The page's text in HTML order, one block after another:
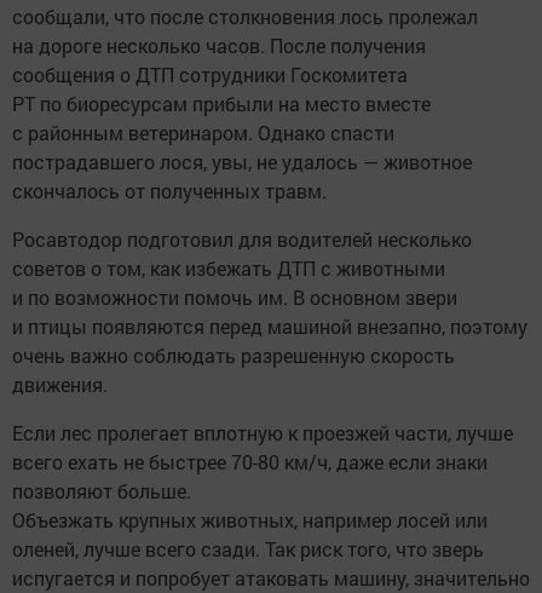
сообщали, что после столкновения лось пролежал
на дороге несколько часов. После получения
сообщения о ДТП сотрудники Госкомитета
РТ по биоресурсам прибыли на место вместе
с районным ветеринаром. Однако спасти
пострадавшего лося, увы, не удалось — животное
скончалось от полученных травм.
Росавтодор подготовил для водителей несколько
советов о том, как избежать ДТП с животными
и по возможности помочь им. В основном звери
и птицы появляются перед машиной внезапно, поэтому
очень важно соблюдать разрешенную скорость
движения.
Если лес пролегает вплотную к проезжей части, лучше
всего ехать не быстрее 70-80 км/ч, даже если знаки
позволяют больше.
Объезжать крупных животных, например лосей или
оленей, лучше всего сзади. Так риск того, что зверь
испугается и попробует атаковать машину, значительно